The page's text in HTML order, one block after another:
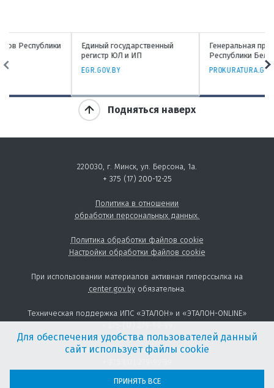
Единый государственный
Генеральная прокуратура
Республики Беларусь
PROKURATURA.GOV.BY
Подняться наверх
220030, г. Минск, ул. Берсона, 1а.
+ 375 (17) 200-12-25
Политика в отношении
обработки персональных данных.
Политика обработки файлов cookie
Настройки обработки файлов cookie
При использовании материалов активная гиперссылка на
center.gov.byобязательна.
Техническая поддержка ИПС «ЭТАЛОН» и «ЭТАЛОН-ONLINE»
Предоставление товаров и услуг:
Для обеспечения удобства пользователей данный
сайт использует файлы cookie
ПРИНЯТЬ ВСЕ